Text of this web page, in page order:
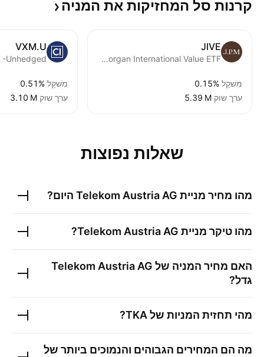
קרנות סל המחזיקות את המניה
JIVE
JPMorgan International Value ETF
מִשׁקָל 0.15%
ערך שוק ‪5.39 M‬
VXM.U
מִשׁקָל 0.51%
ערך שוק ‪3.10 M‬
שאלות נפוצות
מהו מחיר מניית Telekom Austria AG היום?
מהו טיקר מניית Telekom Austria AG
?
האם מחיר המניה של Telekom Austria AG
גדל?
מהי תחזית המניות של TKA
?
מה הם המחירים הגבוהים והנמוכים ביותר של